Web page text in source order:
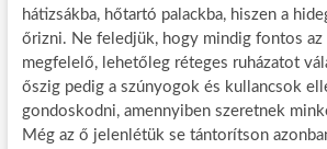
hátizsákba, hőtartó palackba, hiszen a
őrizni. Ne feledjük, hogy mindig fontos az
megfelelő, lehetőleg réteges ruházatot
őszig pedig a szúnyogok és kullancsok
gondoskodni, amennyiben szeretnek
Még az ő jelenlétük se tántorítson